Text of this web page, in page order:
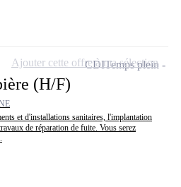
(H/F)
et d'installations sanitaires, l'implantation
de réparation de fuite. Vous serez
CDITemps plein
Ajouter cette offre à ma sélection